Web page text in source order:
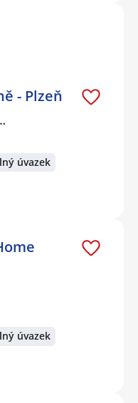
- Plzeň
úvazek
úvazek